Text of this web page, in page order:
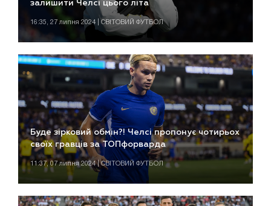
залишити Челсі цього літа
16:35, 27 липня 2024 | СВІТОВИЙ ФУТБОЛ
Буде зірковий обмін?! Челсі пропонує чотирьох
своїх гравців за ТОПфорварда
11:37, 07 липня 2024 | СВІТОВИЙ ФУТБОЛ